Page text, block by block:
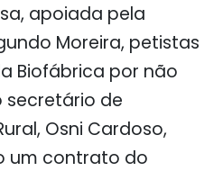
apoiada pela
Moreira, petistas
Biofábrica por não
secretário de
Osni Cardoso,
um contrato do